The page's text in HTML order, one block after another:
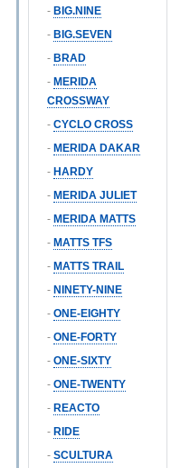
- BIG.NINE
- BIG.SEVEN
- BRAD
- MERIDA
CROSSWAY
- CYCLO CROSS
- MERIDA DAKAR
- HARDY
- MERIDA JULIET
- MERIDA MATTS
- MATTS TFS
- MATTS TRAIL
- NINETY-NINE
- ONE-EIGHTY
- ONE-FORTY
- ONE-SIXTY
- ONE-TWENTY
- REACTO
- RIDE
- SCULTURA